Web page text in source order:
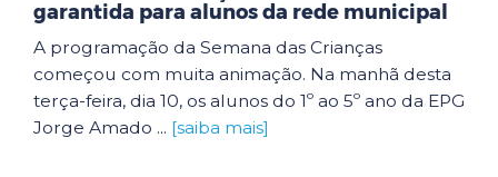
garantida para alunos da rede municipal
A programação da Semana das Crianças
começou com muita animação. Na manhã desta
terça-feira, dia 10, os alunos do 1º ao 5º ano da EPG
Jorge Amado ... [saiba mais]